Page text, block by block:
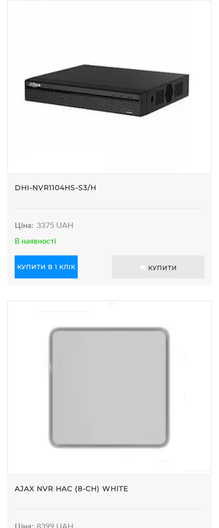
DHI-NVR1104HS-S3/H
Ціна: 3375 UAH
В наявності
КУПИТИ В 1 КЛІК КУПИТИ
AJAX NVR HAC (8-CH) WHITE